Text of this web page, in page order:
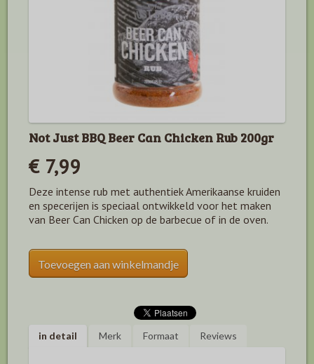
Not Just BBQ Beer Can Chicken Rub 200gr
€ 7,99
Deze intense rub met authentiek Amerikaanse kruiden
en specerijen is speciaal ontwikkeld voor het maken
van Beer Can Chicken op de barbecue of in de oven.
Toevoegen aan winkelmandje
in detail Merk Formaat Reviews